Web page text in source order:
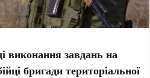
виконання завдань на
бригади територіальної